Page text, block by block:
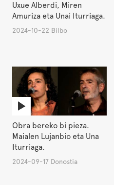
Uxue Alberdi, Miren
Amuriza eta Unai Iturriaga.
2024-10-22 Bilbo
Obra bereko bi pieza.
Maialen Lujanbio eta Una
Iturriaga.
2024-09-17 Donostia